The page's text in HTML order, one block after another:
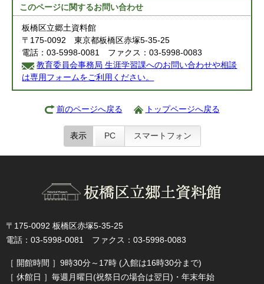
このページに関するお問い合わせ
板橋区立郷土資料館
〒175-0092 東京都板橋区赤塚5-35-25
電話：03-5998-0081 ファクス：03-5998-0083
教育委員会事務局 生涯学習課へのお問い合わせや相談
は専用フォームをご利用ください。
前のページへ戻る トップページへ戻る
表示 PC スマートフォン
〒175-0092 板橋区赤塚5-35-25
電話：03-5998-0081 ファクス：03-5998-0083
［ 開館時間 ］9時30分～17時 (入館は16時30分まで)
［ 休館日 ］毎週月曜日(祝祭日の場合は翌日)・年末年始